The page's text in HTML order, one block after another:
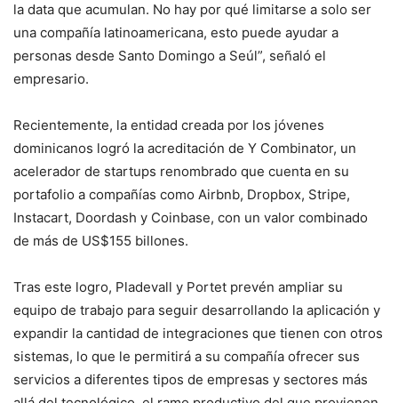
la data que acumulan. No hay por qué limitarse a solo ser
una compañía latinoamericana, esto puede ayudar a
personas desde Santo Domingo a Seúl”, señaló el
empresario.
Recientemente, la entidad creada por los jóvenes
dominicanos logró la acreditación de Y Combinator, un
acelerador de startups renombrado que cuenta en su
portafolio a compañías como Airbnb, Dropbox, Stripe,
Instacart, Doordash y Coinbase, con un valor combinado
de más de US$155 billones.
Tras este logro, Pladevall y Portet prevén ampliar su
equipo de trabajo para seguir desarrollando la aplicación y
expandir la cantidad de integraciones que tienen con otros
sistemas, lo que le permitirá a su compañía ofrecer sus
servicios a diferentes tipos de empresas y sectores más